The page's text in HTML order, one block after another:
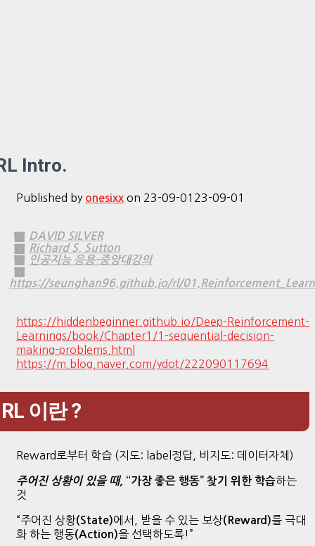
Intro.
Published by onesixx on 23-09-01 23-09-01
DAVID SILVER
Richard S. Sutton
인공지능 응용-중앙대강의
https://seunghan96.github.io/rl/
https://hiddenbeginner.github.io/Deep-Reinforcement-
Learnings/book/Chapter1/1-sequential-decision-
making-problems.html
https://m.blog.naver.com/ydot/222090117694
RL 이란 ?
Reward로부터 학습 (지도: label정답, 비지도: 데이터자체)
주어진 상황이 있을 때, “가장 좋은 행동” 찾기 위한 학습하는
것
“주어진 상황(State)에서, 받을 수 있는 보상(Reward)를 극대
화 하는 행동(Action)을 선택하도록!”